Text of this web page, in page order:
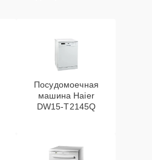
Посудомоечная
машина Haier
DW15-T2145Q